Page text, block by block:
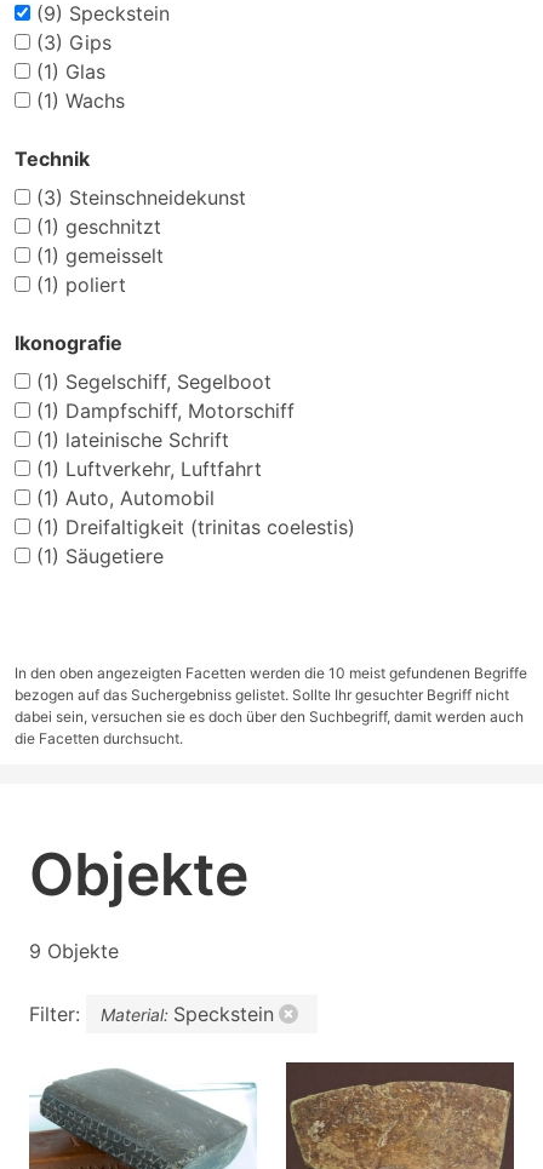
(9) Speckstein
(3) Gips
(1) Glas
(1) Wachs
Technik
(3) Steinschneidekunst
(1) geschnitzt
(1) gemeisselt
(1) poliert
Ikonografie
(1) Segelschiff, Segelboot
(1) Dampfschiff, Motorschiff
(1) lateinische Schrift
(1) Luftverkehr, Luftfahrt
(1) Auto, Automobil
(1) Dreifaltigkeit (trinitas coelestis)
(1) Säugetiere
In den oben angezeigten Facetten werden die 10 meist gefundenen Begriffe
bezogen auf das Suchergebniss gelistet. Sollte Ihr gesuchter Begriff nicht
dabei sein, versuchen sie es doch über den Suchbegriff, damit werden auch
die Facetten durchsucht.
Objekte
9 Objekte
Filter: Material: Speckstein